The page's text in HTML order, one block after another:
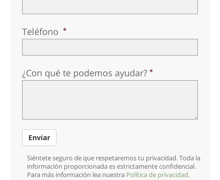
Teléfono
¿Con qué te podemos ayudar?
Enviar
Siéntete seguro de que respetaremos tu privacidad. Toda la
información proporcionada es estrictamente confidencial.
Para más información lea nuestra Política de privacidad.